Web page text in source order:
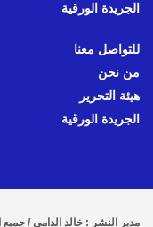
الجريدة الورقية
للتواصل معنا
من نحن
هيئة التحرير
الجريدة الورقية
مدير النشر : خالد الدامي / جميع